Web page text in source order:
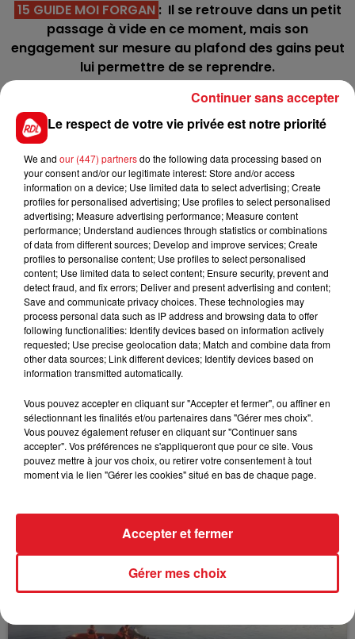
15 GUIDE MOI FORGAN : Il se retrouve dans un petit
passage à vide en ce moment, mais son
engagement sur mesure au plafond des gains peut
lui permettre de se reprendre.
: Il est d'une incroyable
générosité en étant le plus souvent dans les 5, il la
prouvé encore samedi dernier à Enghien (3é)
*****
En direct des pistes :
Les notes du Croisé-Laroche :
FILS D'ACTUS
15 juillet 2026
Selon les premiers éléments, le logement servait
Le respect de votre vie privée est notre priorité
We and our (447) partnersdo the following data processing based on
your consent and/or our legitimate interest: Store and/or access
information on a device; Use limited data to select advertising; Create
profiles for personalised advertising; Use profiles to select personalised
advertising; Measure advertising performance; Measure content
performance; Understand audiences through statistics or combinations
of data from different sources; Develop and improve services; Create
profiles to personalise content; Use profiles to select personalised
content; Use limited data to select content; Ensure security, prevent and
detect fraud, and fix errors; Deliver and present advertising and content;
Save and communicate privacy choices. These technologies may
process personal data such as IP address and browsing data to offer
following functionalities: Identify devices based on information actively
requested; Use precise geolocation data; Match and combine data from
other data sources; Link different devices; Identify devices based on
information transmitted automatically.
Vous pouvez accepter en cliquant sur "Accepter et fermer", ou affiner en
sélectionnant les finalités et/ou partenaires dans "Gérer mes choix".
Vous pouvez également refuser en cliquant sur "Continuer sans
accepter". Vos préférences ne s'appliqueront que pour ce site. Vous
pouvez mettre à jour vos choix, ou retirer votre consentement à tout
moment via le lien "Gérer les cookies" situé en bas de chaque page.
Gérer mes choix
Accepter et fermer
Continuer sans accepter